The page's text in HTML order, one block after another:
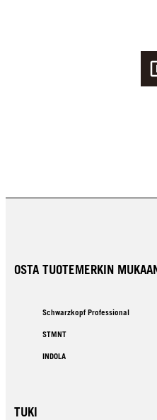
OSTA TUOTEMERKIN
Schwarzkopf Professional
STMNT
INDOLA
TUKI